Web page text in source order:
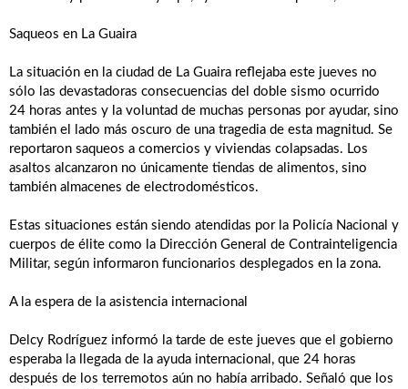
Saqueos en La Guaira
La situación en la ciudad de La Guaira reflejaba este jueves no
sólo las devastadoras consecuencias del doble sismo ocurrido
24 horas antes y la voluntad de muchas personas por ayudar, sino
también el lado más oscuro de una tragedia de esta magnitud. Se
reportaron saqueos a comercios y viviendas colapsadas. Los
asaltos alcanzaron no únicamente tiendas de alimentos, sino
también almacenes de electrodomésticos.
Estas situaciones están siendo atendidas por la Policía Nacional y
cuerpos de élite como la Dirección General de Contrainteligencia
Militar, según informaron funcionarios desplegados en la zona.
A la espera de la asistencia internacional
Delcy Rodríguez informó la tarde de este jueves que el gobierno
esperaba la llegada de la ayuda internacional, que 24 horas
después de los terremotos aún no había arribado. Señaló que los